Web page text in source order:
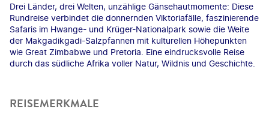
Drei Länder, drei Welten, unzählige Gänsehautmomente: Diese
Rundreise verbindet die donnernden Viktoriafälle, faszinierende
Safaris im Hwange- und Krüger-Nationalpark sowie die Weite
der Makgadikgadi-Salzpfannen mit kulturellen Höhepunkten
wie Great Zimbabwe und Pretoria. Eine eindrucksvolle Reise
durch das südliche Afrika voller Natur, Wildnis und Geschichte.
REISEMERKMALE